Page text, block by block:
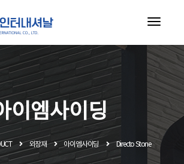
이엠사이딩
외장재 아이엠사이딩 Directo Stone